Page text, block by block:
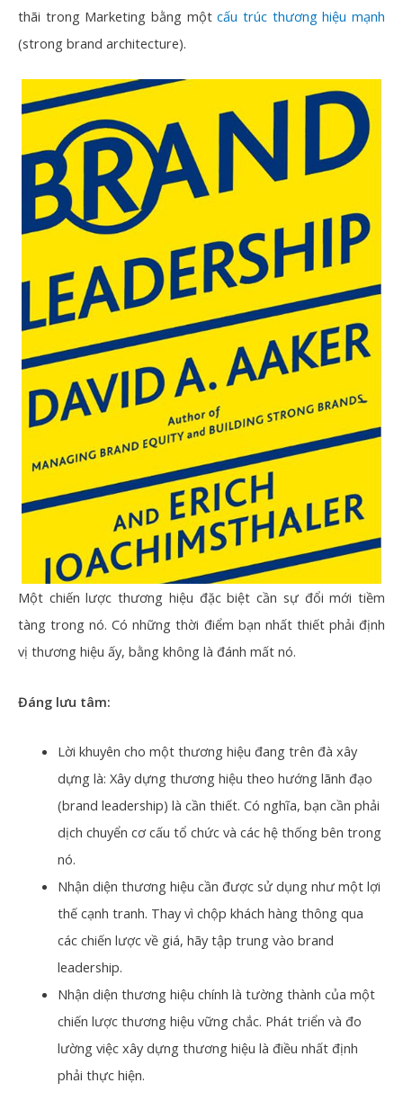
thãi trong Marketing bằng mộtcấu trúc thương hiệu mạnh
(strong brand architecture).
Một chiến lược thương hiệu đặc biệt cần sự đổi mới tiềm
tàng trong nó. Có những thời điểm bạn nhất thiết phải định
vị thương hiệu ấy, bằng không là đánh mất nó.
Đáng lưu tâm:
Lời khuyên cho một thương hiệu đang trên đà xây
dựng là: Xây dựng thương hiệu theo hướng lãnh đạo
(brand leadership) là cần thiết. Có nghĩa, bạn cần phải
dịch chuyển cơ cấu tổ chức và các hệ thống bên trong
nó.
Nhận diện thương hiệu cần được sử dụng như một lợi
thế cạnh tranh. Thay vì chộp khách hàng thông qua
các chiến lược về giá, hãy tập trung vào brand
leadership.
Nhận diện thương hiệu chính là tường thành của một
chiến lược thương hiệu vững chắc. Phát triển và đo
lường việc xây dựng thương hiệu là điều nhất định
phải thực hiện.